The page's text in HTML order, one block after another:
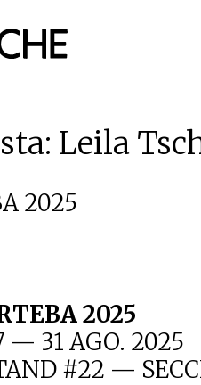
Leila
2025
2025
— 31 AGO. 2025
#22 —